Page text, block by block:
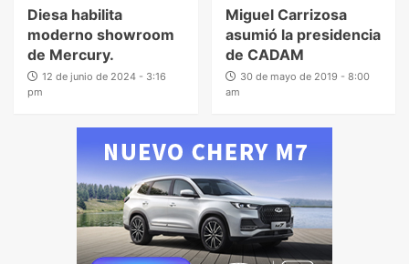
Diesa habilita
moderno showroom
de Mercury.
12 de junio de 2024 - 3:16
pm
Miguel Carrizosa
asumió la presidencia
de CADAM
30 de mayo de 2019 - 8:00
am